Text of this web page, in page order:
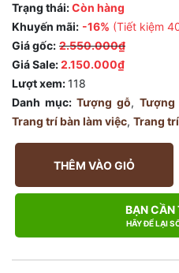
Trạng thái:Còn hàng
Khuyến mãi: -16% (Tiết kiệm
Giá gốc: 2.550.000₫
Giá Sale:2.150.000₫
Lượt xem:118
Danh mục:Tượng gỗ,
Trang trí bàn làm việc, Trang
THÊM VÀO GIỎ
BẠN CẦN
HÃY ĐỂ LẠI